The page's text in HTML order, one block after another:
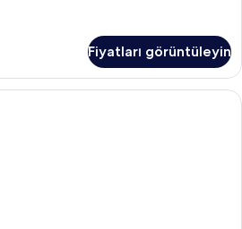
Fiyatları görüntüleyin
Deluxe Oda (Grand) | Kaliteli yatak